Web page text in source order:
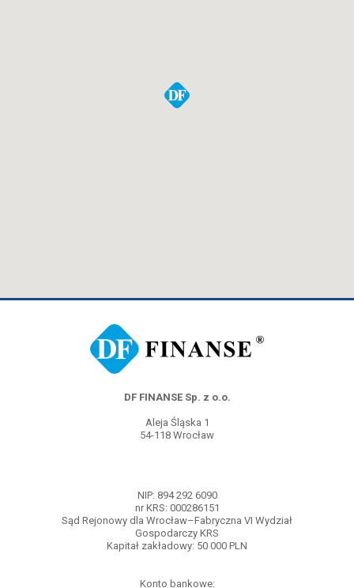
DF FINANSE Sp. z o.o.
Aleja Śląska 1
54-118 Wrocław
NIP: 894 292 6090
nr KRS: 000286151
Sąd Rejonowy dla Wrocław–Fabryczna VI Wydział
Gospodarczy KRS
Kapitał zakładowy: 50 000 PLN
Konto bankowe: